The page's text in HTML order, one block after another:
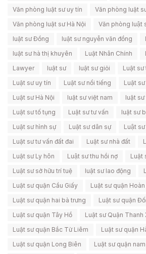
Văn phòng luật sư uy tín
Văn phòng luật
Văn phòng luật sư Hà Nội
Văn phòng luật
luật sư Đồng
luật sư nguyễn văn đồng
luật sư hà thị khuyên
Luật Nhân Chính
Lawyer
luật sư luật sư giỏi
Luật sư
Luật sư uy tín
Luật sư nổi tiếng
Luật
Luật sư Hà Nội
luật sư việt nam
luật sư
Luật sư tố tụng
Luật sư tư vấn
luật sư
Luật sư hình sự
Luật sư dân sự
Luật
Luật sư tư vấn đất đai
Luật sư nhà đất
Luật sư Ly hôn
Luật sư thu hồi nợ
Luật
Luật sư sở hữu trí tuệ
luật sư lao động
Luật sư quận Cầu Giấy
Luật sư quận Hoàn
Luật sư quận hai bà trưng
Luật sư quận
Luật sư quận Tây Hồ
Luật sư Quận Thanh
Luật sư quận Bắc Từ Liêm
Luật sư quận
Luật sư quận Long Biên
Luật sư quận